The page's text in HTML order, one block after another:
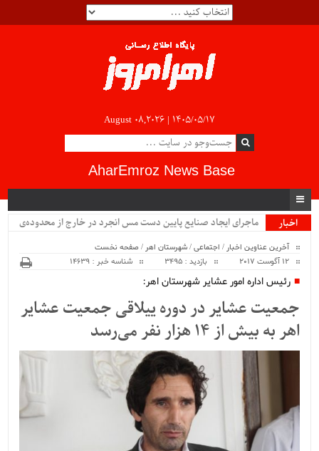
August 08,2026 | ۱۴۰۵/۰۵/۱۷
AharEmroz News Base
اخبار
ماجرای ایجاد صنایع پایین دست مس انجرد در خارج از محدوده‌ی
آخرین عناوین اخبار / اجتماعی/شهرستان اهر /صفحه نخست
12 آگوست 2017
بازدید : 3495 شناسه خبر : 14639
رئیس اداره امور عشایر شهرستان اهر:
جمعیت عشایر در دوره ییلاقی جمعیت عشایر
اهر به بیش از 14 هزار نفر می‌رسد